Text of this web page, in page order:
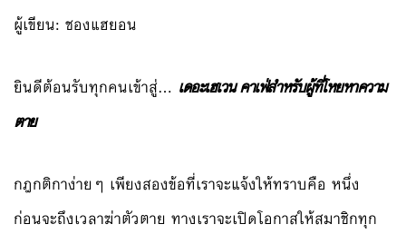
ผู้เขียน: ชองแฮยอน
ยินดีต้อนรับทุกคนเข้าสู่… เดอะเฮเวน คาเฟ่สำหรับผู้ที่โหยหาความ
ตาย
กฎกติกาง่ายๆ เพียงสองข้อที่เราจะแจ้งให้ทราบคือ หนึ่ง
ก่อนจะถึงเวลาฆ่าตัวตาย ทางเราจะเปิดโอกาสให้สมาชิกทุก